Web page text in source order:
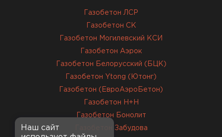
ОСТАВИТЬ ОТЗЫВ
Газобетон ЛСР
Газобетон СК
Газобетон Могилевский КСИ
Газобетон Аэрок
Газобетон Белорусский (БЦК)
Газобетон Ytong (Ютонг)
Газобетон (ЕвроАэроБетон)
Газобетон H+H
Газобетон Бонолит
Газобетон Забудова
Наш сайт